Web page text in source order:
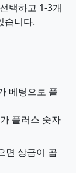
택하고 1-3개
습니다.
베팅으로 플
플러스 숫자
면 상금이 곱